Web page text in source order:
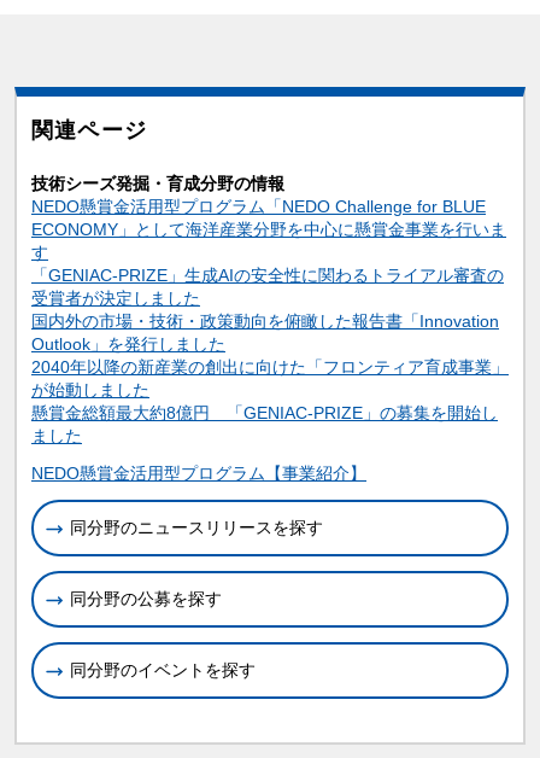
関連ページ
技術シーズ発掘・育成分野の情報
NEDO懸賞金活用型プログラム「NEDO Challenge for BLUE
ECONOMY」として海洋産業分野を中心に懸賞金事業を行いま
す
「GENIAC-PRIZE」生成AIの安全性に関わるトライアル審査の
受賞者が決定しました
国内外の市場・技術・政策動向を俯瞰した報告書「Innovation
Outlook」を発行しました
2040年以降の新産業の創出に向けた「フロンティア育成事業」
が始動しました
懸賞金総額最大約8億円 「GENIAC-PRIZE」の募集を開始し
ました
関連情報
NEDO懸賞金活用型プログラム【事業紹介】
同分野のニュースリリースを探す
同分野の公募を探す
同分野のイベントを探す